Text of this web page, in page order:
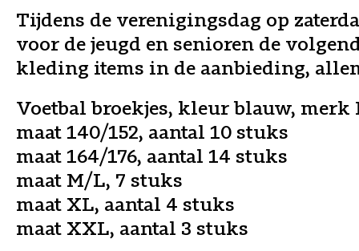
Tijdens de verenigingsdag op
voor de jeugd en senioren de
kleding items in de aanbieding,
Voetbal broekjes, kleur blauw, merk
maat 140/152, aantal 10 stuks
maat 164/176, aantal 14 stuks
maat M/L, 7 stuks
maat XL, aantal 4 stuks
maat XXL, aantal 3 stuks